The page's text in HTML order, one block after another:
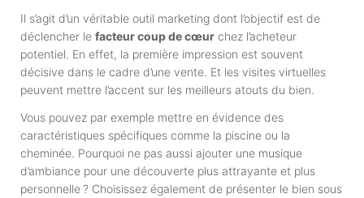
Il s’agit d’un véritable outil marketing dont l’objectif est de
déclencher le facteur coup de cœur chez l’acheteur
potentiel. En effet, la première impression est souvent
décisive dans le cadre d’une vente. Et les visites virtuelles
peuvent mettre l’accent sur les meilleurs atouts du bien.
Vous pouvez par exemple mettre en évidence des
caractéristiques spécifiques comme la piscine ou la
cheminée. Pourquoi ne pas aussi ajouter une musique
d’ambiance pour une découverte plus attrayante et plus
personnelle ? Choisissez également de présenter le bien sous